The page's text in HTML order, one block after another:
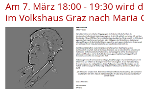
Am 7. März 18:00 - 19:30 wird
im Volkshaus Graz nach Maria